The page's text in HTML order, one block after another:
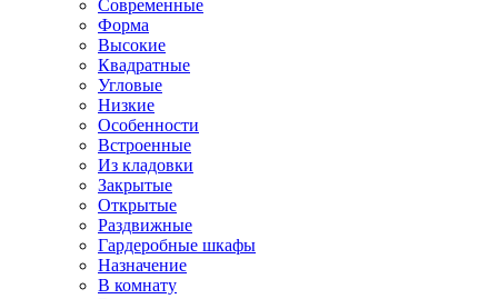
Современные
Форма
Высокие
Квадратные
Угловые
Низкие
Особенности
Встроенные
Из кладовки
Закрытые
Открытые
Раздвижные
Гардеробные шкафы
Назначение
В комнату